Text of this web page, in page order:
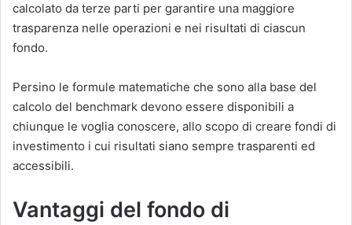
calcolato da terze parti per garantire una maggiore
trasparenza nelle operazioni e nei risultati di ciascun
fondo.
Persino le formule matematiche che sono alla base del
calcolo del benchmark devono essere disponibili a
chiunque le voglia conoscere, allo scopo di creare fondi di
investimento i cui risultati siano sempre trasparenti ed
accessibili.
Vantaggi del fondo di